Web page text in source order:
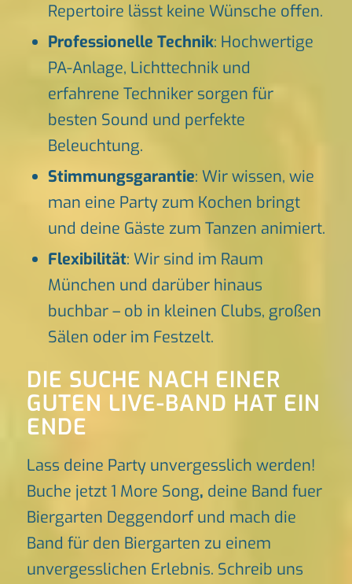
Repertoire lässt keine Wünsche offen.
Professionelle Technik: Hochwertige
PA-Anlage, Lichttechnik und
erfahrene Techniker sorgen für
besten Sound und perfekte
Beleuchtung.
Stimmungsgarantie: Wir wissen, wie
man eine Party zum Kochen bringt
und deine Gäste zum Tanzen animiert.
Flexibilität: Wir sind im Raum
München und darüber hinaus
buchbar – ob in kleinen Clubs, großen
Sälen oder im Festzelt.
DIE SUCHE NACH EINER
GUTEN LIVE-BAND HAT EIN
ENDE
Lass deine Party unvergesslich werden!
Buche jetzt 1 More Song, deine Band fuer
Biergarten Deggendorf und mach die
Band für den Biergarten zu einem
unvergesslichen Erlebnis. Schreib uns